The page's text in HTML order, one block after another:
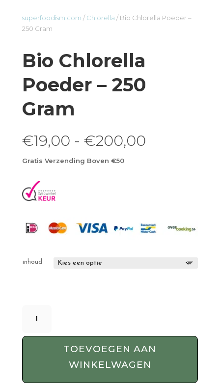
superfoodism.com / Chlorella / Bio Chlorella Poeder –
250 Gram
Bio Chlorella
Poeder – 250
Gram
€19,00 - €200,00
Gratis Verzending Boven €50
inhoud
Chlorella
TOEVOEGEN AAN
WINKELWAGEN